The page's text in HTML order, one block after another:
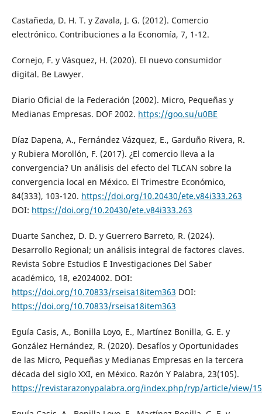
Castañeda, D. H. T. y Zavala, J. G. (2012). Comercio
electrónico. Contribuciones a la Economía, 7, 1-12.
Cornejo, F. y Vásquez, H. (2020). El nuevo consumidor
digital. Be Lawyer.
Diario Oficial de la Federación (2002). Micro, Pequeñas y
Medianas Empresas. DOF 2002. https://goo.su/u0BE
Díaz Dapena, A., Fernández Vázquez, E., Garduño Rivera, R.
y Rubiera Morollón, F. (2017). ¿El comercio lleva a la
convergencia? Un análisis del efecto del TLCAN sobre la
convergencia local en México. El Trimestre Económico,
84(333), 103-120. https://doi.org/10.20430/ete.v84i333.263
DOI: https://doi.org/10.20430/ete.v84i333.263
Duarte Sanchez, D. D. y Guerrero Barreto, R. (2024).
Desarrollo Regional; un análisis integral de factores claves.
Revista Sobre Estudios E Investigaciones Del Saber
académico, 18, e2024002. DOI:
https://doi.org/10.70833/rseisa18item363 DOI:
https://doi.org/10.70833/rseisa18item363
Eguía Casis, A., Bonilla Loyo, E., Martínez Bonilla, G. E. y
González Hernández, R. (2020). Desafíos y Oportunidades
de las Micro, Pequeñas y Medianas Empresas en la tercera
década del siglo XXI, en México. Razón Y Palabra, 23(105).
https://revistarazonypalabra.org/index.php/ryp/article/view/